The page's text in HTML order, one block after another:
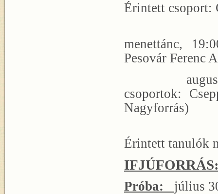
Érintett csoport:
menettánc,
Pesovár Ferenc
augusztus
csoportok:
Nagyforrás)
Érintett tanulók
Próba: